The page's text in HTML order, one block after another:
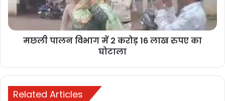
bulandmedia
16
लाख
रुपए
मछली पालन विभाग में 2 करोड़ 16 लाख रुपए का
घोटाला
Related Articles